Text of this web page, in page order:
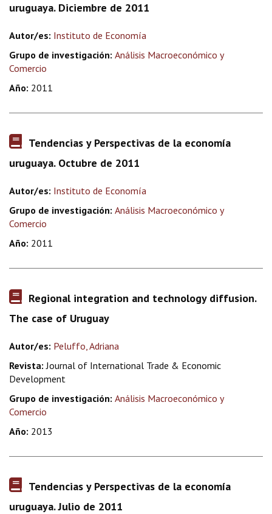
uruguaya. Diciembre de 2011
Autor/es: Instituto de Economía
Grupo de investigación: Análisis Macroeconómico y
Comercio
Año: 2011
Tendencias y Perspectivas de la economía
uruguaya. Octubre de 2011
Autor/es: Instituto de Economía
Grupo de investigación: Análisis Macroeconómico y
Comercio
Año: 2011
Regional integration and technology diffusion.
The case of Uruguay
Autor/es: Peluffo, Adriana
Revista: Journal of International Trade & Economic
Development
Grupo de investigación: Análisis Macroeconómico y
Comercio
Año: 2013
Tendencias y Perspectivas de la economía
uruguaya. Julio de 2011